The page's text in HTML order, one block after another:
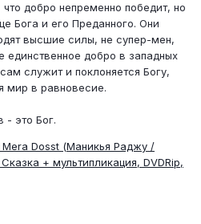
добро непременно победит, но
Бога и его Преданного. Они
высшие силы, не супер-мен,
единственное добро в западных
служит и поклоняется Богу,
мир в равновесие.
- это Бог.
Dosst (Маникья Раджу /
+ мультипликация, DVDRip,